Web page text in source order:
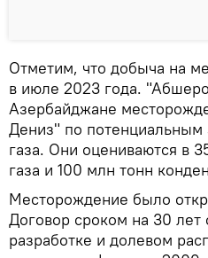
Отметим, что добыча на
в июле 2023 года.
Азербайджане
Дениз" по потенциальным
газа. Они оцениваются в
газа и 100 млн тонн
Месторождение было
Договор сроком на 30 лет
разработке и долевом